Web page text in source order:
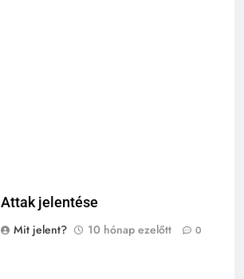
Attak jelentése
Mit jelent?
10 hónap ezelőtt 0